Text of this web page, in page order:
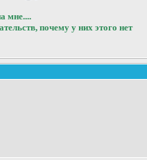
мне....
почему у них этого нет